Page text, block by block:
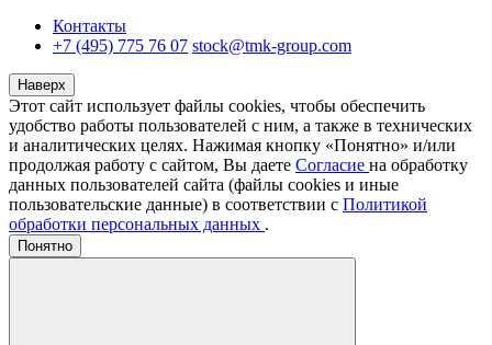
Контакты
+7 (495) 775 76 07 stock@tmk-group.com
Наверх
Этот сайт использует файлы cookies, чтобы обеспечить
удобство работы пользователей с ним, а также в технических
и аналитических целях. Нажимая кнопку «Понятно» и/или
продолжая работу с сайтом, Вы даете Согласие на обработку
данных пользователей сайта (файлы cookies и иные
пользовательские данные) в соответствии с Политикой
обработки персональных данных .
Понятно